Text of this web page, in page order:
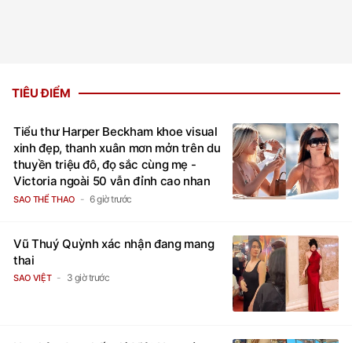
TIÊU ĐIỂM
Tiểu thư Harper Beckham khoe visual
xinh đẹp, thanh xuân mơn mởn trên du
thuyền triệu đô, đọ sắc cùng mẹ -
Victoria ngoài 50 vẫn đỉnh cao nhan
sắc
SAO THỂ THAO 6 giờ trước
Vũ Thuý Quỳnh xác nhận đang mang
thai
SAO VIỆT 3 giờ trước